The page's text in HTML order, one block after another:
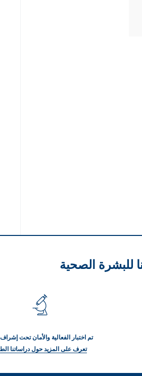
للبشرة الصحية
تم اختبار الفعالية والأمان تحت
تعرف على المزيد حول دراساتنا